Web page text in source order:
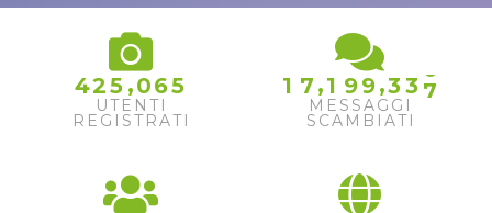
425 ,065
UTENTI
REGISTRATI
1 7 ,1 99,33 7
MESSAGGI
SCAMBIATI